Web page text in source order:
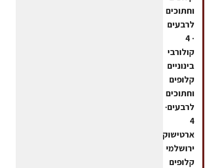
וחתוכים
לרבעים
· 4
קולורבי
בינוניים
קלופים
וחתוכים
לרבעים·
4
ארטישוק
ירושלמי
קלופים